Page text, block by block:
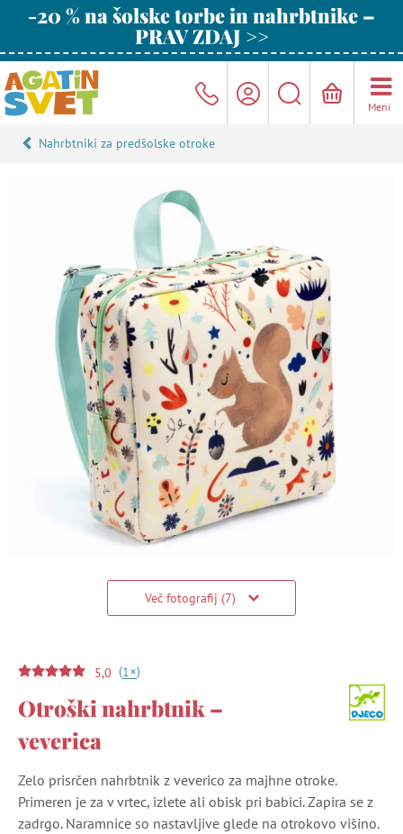
-20 % na šolske torbe in nahrbtnike –
PRAV ZDAJ >>
Meni
Nahrbtniki za predšolske otroke
Več fotografij (7)
5,0 (1+)
Otroški nahrbtnik –
veverica
Zelo prisrčen nahrbtnik z veverico za majhne otroke.
Primeren je za v vrtec, izlete ali obisk pri babici. Zapira se z
zadrgo. Naramnice so nastavljive glede na otrokovo višino.